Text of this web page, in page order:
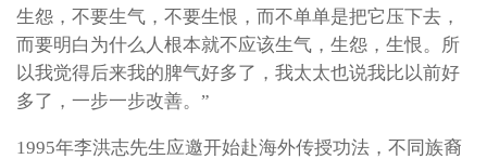
生怨，不要生气，不要生恨，而不单单是把它压下去，
而要明白为什么人根本就不应该生气，生怨，生恨。所
以我觉得后来我的脾气好多了，我太太也说我比以前好
多了，一步一步改善。”
1995年李洪志先生应邀开始赴海外传授功法，不同族裔